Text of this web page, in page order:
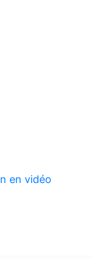
en vidéo